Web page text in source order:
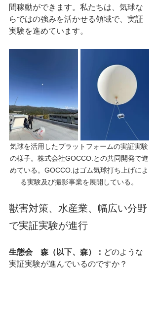
間稼動ができます。私たちは、気球な
らではの強みを活かせる領域で、実証
実験を進めています。
気球を活用したプラットフォームの実証実験
の様子。株式会社GOCCO.との共同開発で進
めている。GOCCO.はゴム気球打ち上げによ
る実験及び撮影事業を展開している。
獣害対策、水産業、幅広い分野
で実証実験が進行
生態会　森（以下、森）： どのような
実証実験が進んでいるのですか？